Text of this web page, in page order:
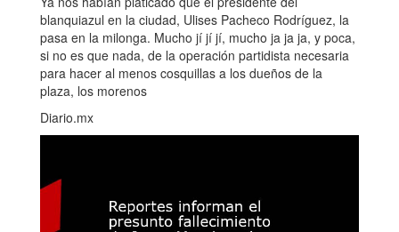
blanquiazul en la ciudad, Ulises Pacheco Rodríguez, la
pasa en la milonga. Mucho jí jí jí, mucho ja ja ja, y poca,
si no es que nada, de la operación partidista necesaria
para hacer al menos cosquillas a los dueños de la
plaza, los morenos
Diario.mx